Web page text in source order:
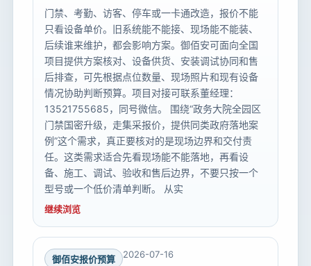
门禁、考勤、访客、停车或一卡通改造，报价不能
只看设备单价。旧系统能不能接、现场能不能装、
后续谁来维护，都会影响方案。御佰安可面向全国
项目提供方案核对、设备供货、安装调试协同和售
后排查，可先根据点位数量、现场照片和现有设备
情况协助判断预算。项目对接可联系董经理：
13521755685，同号微信。 围绕“政务大院全园区
门禁国密升级，走集采报价，提供同类政府落地案
例”这个需求，真正要核对的是现场边界和交付责
任。这类需求适合先看现场能不能落地，再看设
备、施工、调试、验收和售后边界，不要只按一个
型号或一个低价清单判断。 从实
继续浏览
御佰安报价预算 2026-07-16